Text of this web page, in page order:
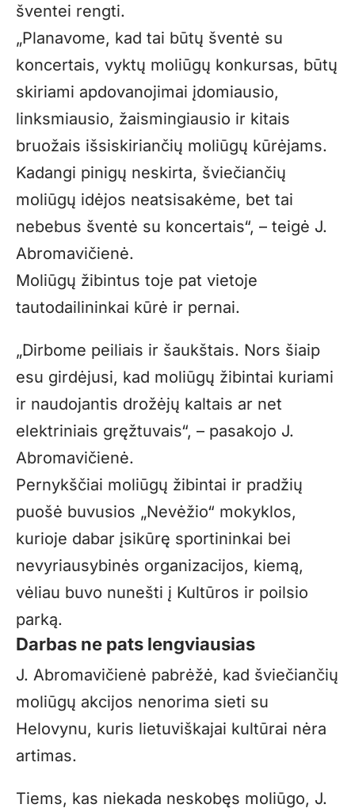
šventei rengti.
„Planavome, kad tai būtų šventė su
koncertais, vyktų moliūgų konkursas, būtų
skiriami apdovanojimai įdomiausio,
linksmiausio, žaismingiausio ir kitais
bruožais išsiskiriančių moliūgų kūrėjams.
Kadangi pinigų neskirta, šviečiančių
moliūgų idėjos neatsisakėme, bet tai
nebebus šventė su koncertais“, – teigė J.
Abromavičienė.
Moliūgų žibintus toje pat vietoje
tautodailininkai kūrė ir pernai.
„Dirbome peiliais ir šaukštais. Nors šiaip
esu girdėjusi, kad moliūgų žibintai kuriami
ir naudojantis drožėjų kaltais ar net
elektriniais gręžtuvais“, – pasakojo J.
Abromavičienė.
Pernykščiai moliūgų žibintai ir pradžių
puošė buvusios „Nevėžio“ mokyklos,
kurioje dabar įsikūrę sportininkai bei
nevyriausybinės organizacijos, kiemą,
vėliau buvo nunešti į Kultūros ir poilsio
parką.
Darbas ne pats lengviausias
J. Abromavičienė pabrėžė, kad šviečiančių
moliūgų akcijos nenorima sieti su
Helovynu, kuris lietuviškajai kultūrai nėra
artimas.
Tiems, kas niekada neskobęs moliūgo, J.